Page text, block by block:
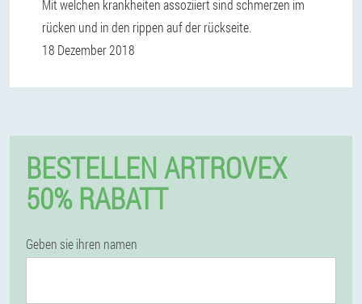
Mit welchen krankheiten assoziiert sind schmerzen im
rücken und in den rippen auf der rückseite.
18 Dezember 2018
BESTELLEN ARTROVEX
50% RABATT
Geben sie ihren namen